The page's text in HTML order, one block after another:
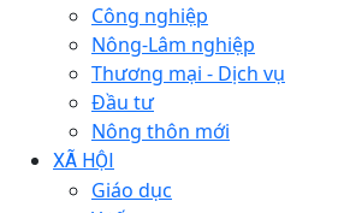
Công nghiệp
Nông-Lâm nghiệp
Thương mại - Dịch vụ
Đầu tư
Nông thôn mới
XÃ HỘI
Giáo dục